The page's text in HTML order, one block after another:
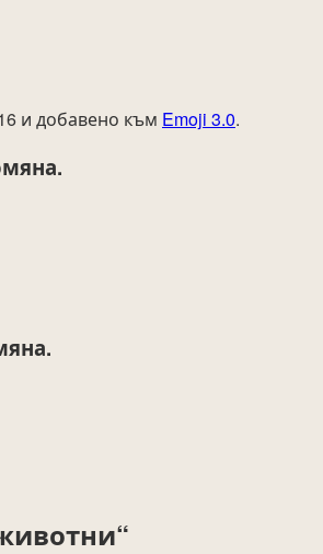
и добавено към Emoji 3.0.